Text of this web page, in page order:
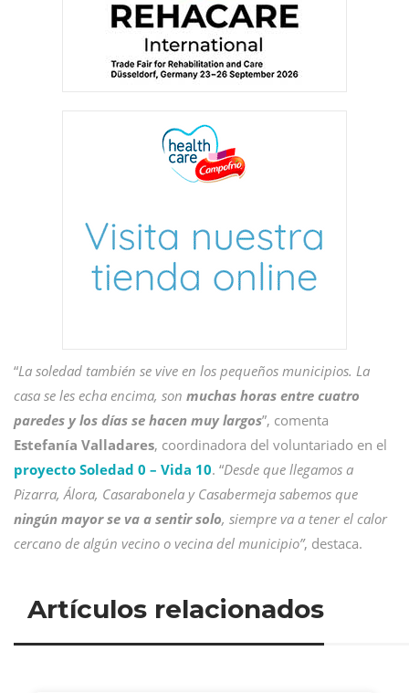
“La soledad también se vive en los pequeños municipios. La
casa se les echa encima, son muchas horas entre cuatro
paredes y los días se hacen muy largos”, comenta
Estefanía Valladares, coordinadora del voluntariado en el
proyecto Soledad 0 – Vida 10. “Desde que llegamos a
Pizarra, Álora, Casarabonela y Casabermeja sabemos que
ningún mayor se va a sentir solo, siempre va a tener el calor
cercano de algún vecino o vecina del municipio”, destaca.
Artículos relacionados